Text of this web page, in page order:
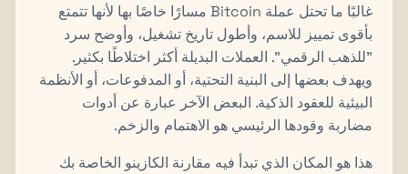
غالبًا ما تحتل عملة Bitcoin مسارًا خاصًا بها لأنها تتمتع
بأقوى تمييز للاسم، وأطول تاريخ تشغيل، وأوضح سرد
"للذهب الرقمي". العملات البديلة أكثر اختلاطًا بكثير.
ويهدف بعضها إلى البنية التحتية، أو المدفوعات، أو الأنظمة
البيئية للعقود الذكية. البعض الآخر عبارة عن أدوات
مضاربة وقودها الرئيسي هو الاهتمام والزخم.
هذا هو المكان الذي تبدأ فيه مقارنة الكازينو الخاصة بك